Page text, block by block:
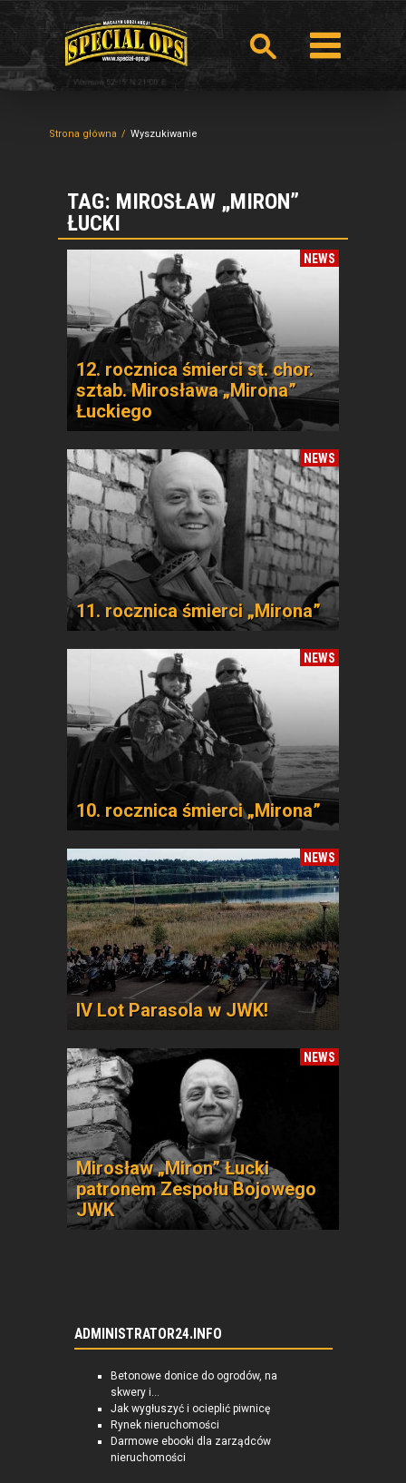
Strona główna Wyszukiwanie
TAG: MIROSŁAW „MIRON”
ŁUCKI
NEWS
12. rocznica śmierci st. chor.
sztab. Mirosława „Mirona”
Łuckiego
NEWS
11. rocznica śmierci „Mirona”
NEWS
10. rocznica śmierci „Mirona”
NEWS
IV Lot Parasola w JWK!
NEWS
Mirosław „Miron” Łucki
patronem Zespołu Bojowego
JWK
ADMINISTRATOR24.INFO
Betonowe donice do ogrodów, na
skwery i...
Jak wygłuszyć i ocieplić piwnicę
Rynek nieruchomości
Darmowe ebooki dla zarządców
nieruchomości